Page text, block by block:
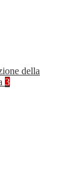
della
3